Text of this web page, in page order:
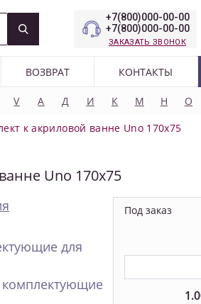
+7(800)000-00-00
+7(800)000-00-00
ЗАКАЗАТЬ ЗВОНОК
ВОЗВРАТ КОНТАКТЫ
V А Д И К М Н О
к акриловой ванне Uno 170x75
Uno 170x75
для
комплектующие
Под заказ